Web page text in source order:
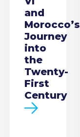
and
Morocco’s
Journey
into
the
Twenty-
First
Century